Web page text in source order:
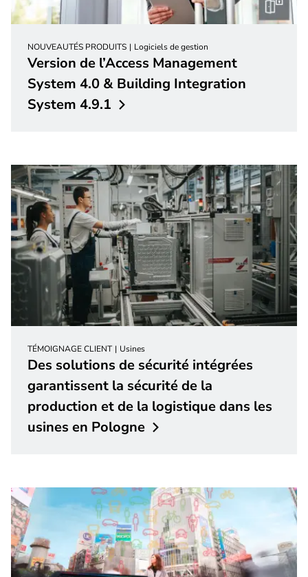
NOUVEAUTÉS PRODUITS Logiciels de gestion
Version de l’Access Management
System 4.0 & Building Integration
System 4.9.1
TÉMOIGNAGE CLIENT Usines
Des solutions de sécurité intégrées
garantissent la sécurité de la
production et de la logistique dans les
usines en Pologne